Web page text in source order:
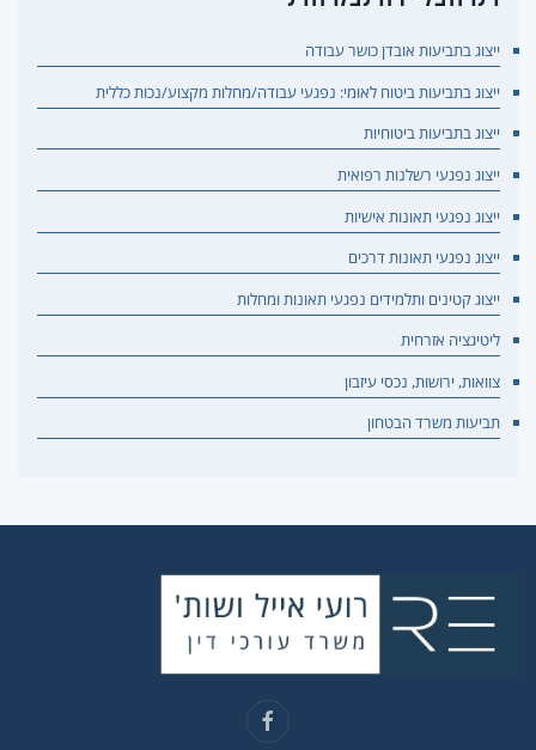
ייצוג בתביעות אובדן כושר עבודה
ייצוג בתביעות ביטוח לאומי: נפגעי עבודה/מחלות מקצוע/נכות כללית
ייצוג בתביעות ביטוחיות
ייצוג נפגעי רשלנות רפואית
ייצוג נפגעי תאונות אישיות
ייצוג נפגעי תאונות דרכים
ייצוג קטינים ותלמידים נפגעי תאונות ומחלות
ליטיגציה אזרחית
צוואות, ירושות, נכסי עיזבון
תביעות משרד הבטחון